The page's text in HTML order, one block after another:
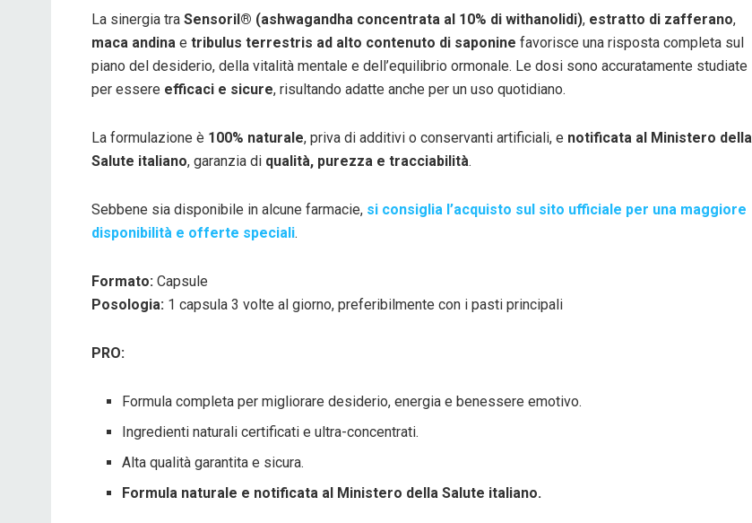
La sinergia tra Sensoril® (ashwagandha concentrata al 10% di withanolidi), estratto di zafferano,
maca andina e tribulus terrestris ad alto contenuto di saponine favorisce una risposta completa sul
piano del desiderio, della vitalità mentale e dell’equilibrio ormonale. Le dosi sono accuratamente studiate
per essere efficaci e sicure, risultando adatte anche per un uso quotidiano.
La formulazione è 100% naturale, priva di additivi o conservanti artificiali, e notificata al Ministero della
Salute italiano, garanzia di qualità, purezza e tracciabilità.
Sebbene sia disponibile in alcune farmacie, si consiglia l’acquisto sul sito ufficiale per una maggiore
disponibilità e offerte speciali.
Formato: Capsule
Posologia: 1 capsula 3 volte al giorno, preferibilmente con i pasti principali
PRO:
Formula completa per migliorare desiderio, energia e benessere emotivo.
Ingredienti naturali certificati e ultra-concentrati.
Alta qualità garantita e sicura.
Formula naturale e notificata al Ministero della Salute italiano.